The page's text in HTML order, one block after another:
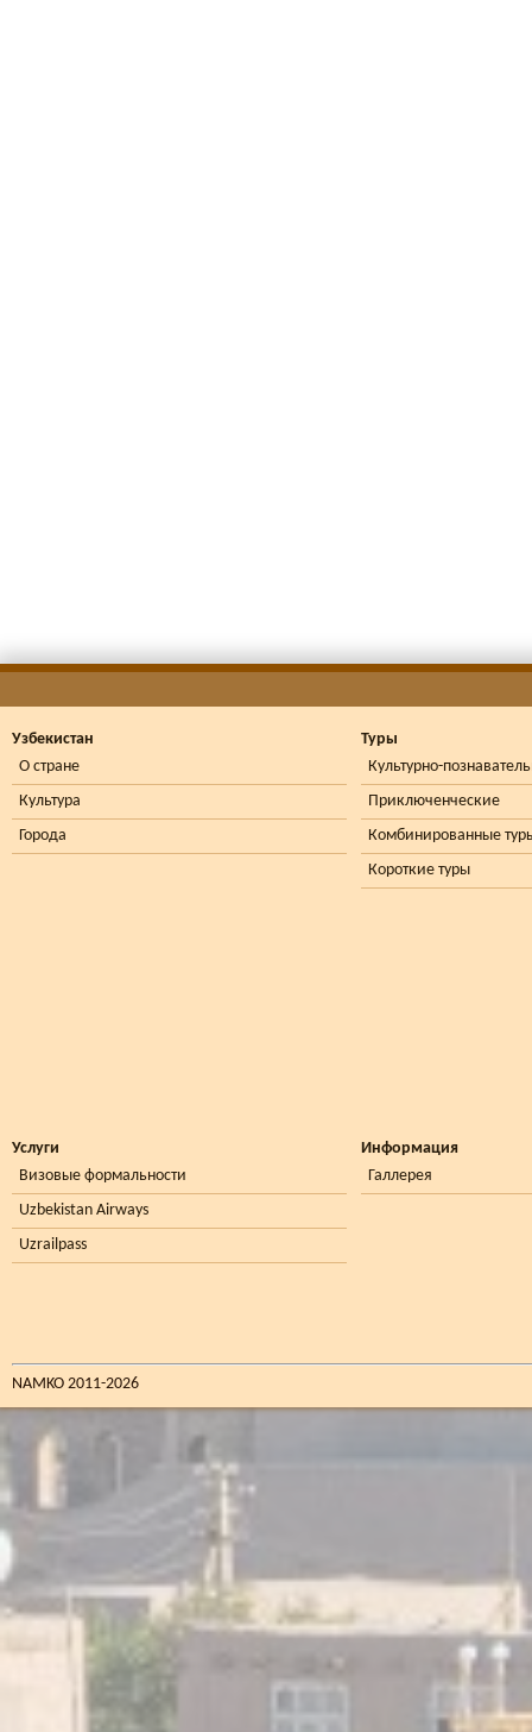
Узбекистан
О стране
Культура
Города
Туры
Культурно-
Приключенческие
Комбинированные
Короткие туры
Услуги
Визовые формальности
Uzbekistan Airways
Uzrailpass
Информация
Галлерея
NAMKO 2011-2026